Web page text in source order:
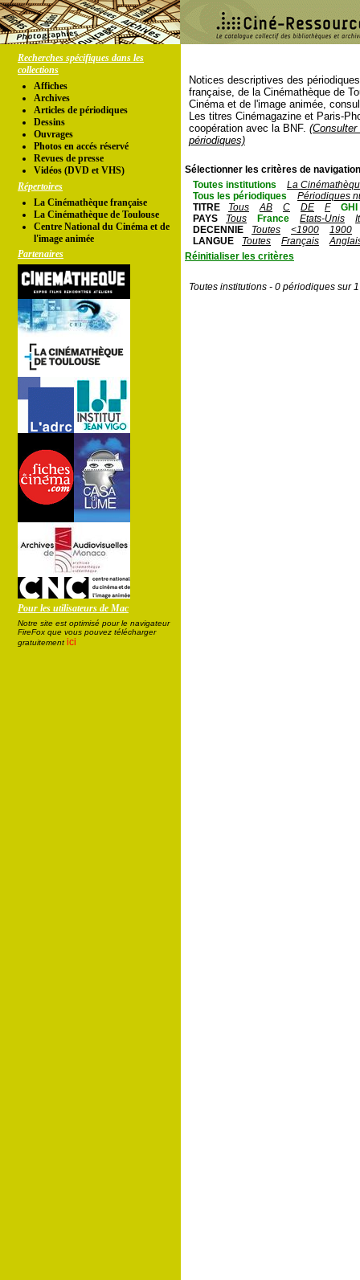
Recherches spécifiques dans les
collections
Affiches
Archives
Articles de périodiques
Dessins
Ouvrages
Photos en accés réservé
Revues de presse
Vidéos (DVD et VHS)
Répertoires
La Cinémathèque française
La Cinémathèque de Toulouse
Centre National du Cinéma et de
l'image animée
Partenaires
Pour les utilisateurs de Mac
Notre site est optimisé pour le navigateur
FireFox que vous pouvez télécharger
gratuitement ici
Notices descriptives des
française, de la Cinémathèque de
Cinéma et de l'image animée,
Les titres Cinémagazine et Paris-
coopération avec la BNF.
périodiques)
Sélectionner les critères de
Toutes institutions
La
Tous les périodiques
Périodiques
TITRE
Tous AB C DE F
GHI
PAYS
Tous France Etats-Unis
DECENNIE
Toutes <1900
1900
LANGUE
Toutes Français
Réinitialiser les critères
Toutes institutions - 0 périodiques sur